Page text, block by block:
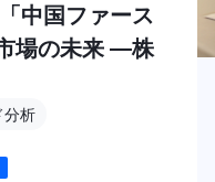
中国ファース
場の未来 ―株
分析